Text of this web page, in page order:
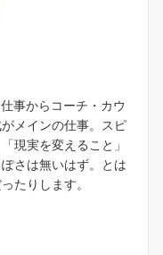
事からコーチ・カウ
メインの仕事。スピ
現実を変えること」
さは無いはず。とは
たりします。